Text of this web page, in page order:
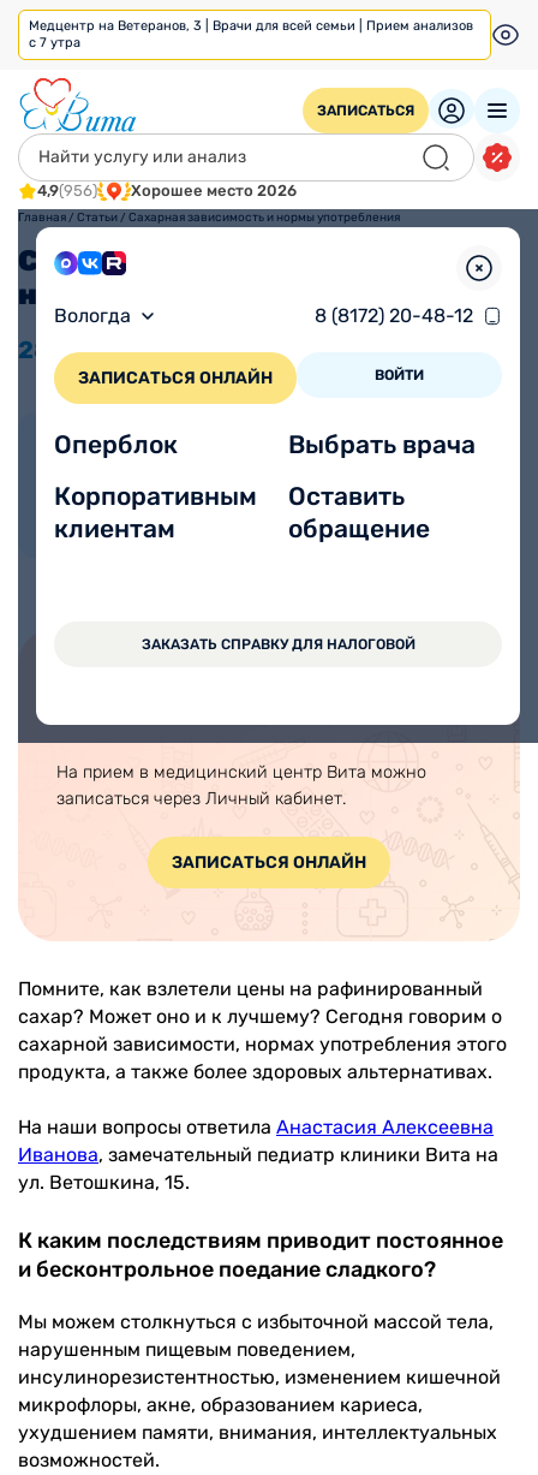
Медцентр на Ветеранов, 3 | Врачи для всей семьи | Прием анализов
с 7 утра
ЗАПИСАТЬСЯ
4,9(956) Хорошее место 2026
Вологда 8 (8172) 20-48-12
ЗАПИСАТЬСЯ ОНЛАЙН ВОЙТИ
Оперблок
Корпоративным
клиентам
Выбрать врача
Оставить
обращение
ЗАКАЗАТЬ СПРАВКУ ДЛЯ НАЛОГОВОЙ
Главная / Статьи / Сахарная зависимость и нормы употребления
Сахарная зависимость и
нормы употребления
28.09
Автор статьи:
Алексеевна
Стаж работы 7 лет
На прием в медицинский центр Вита можно
записаться через Личный кабинет.
ЗАПИСАТЬСЯ ОНЛАЙН
Помните, как взлетели цены на рафинированный
сахар? Может оно и к лучшему? Сегодня говорим о
сахарной зависимости, нормах употребления этого
продукта, а также более здоровых альтернативах.
На наши вопросы ответила Анастасия Алексеевна
Иванова, замечательный педиатр клиники Вита на
ул. Ветошкина, 15.
К каким последствиям приводит постоянное
и бесконтрольное поедание сладкого?
Мы можем столкнуться с избыточной массой тела,
нарушенным пищевым поведением,
инсулинорезистентностью, изменением кишечной
микрофлоры, акне, образованием кариеса,
ухудшением памяти, внимания, интеллектуальных
возможностей.